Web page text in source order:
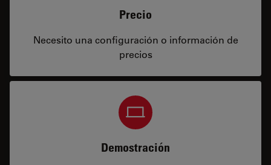
Precio
Necesito una configuración o información de
precios
Demostración